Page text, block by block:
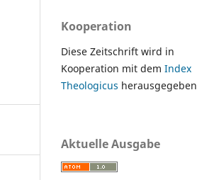
Kooperation
Diese Zeitschrift wird in
Kooperation mit dem Index
Theologicus herausgegeben
Aktuelle Ausgabe